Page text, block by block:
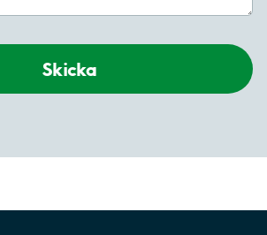
Skicka